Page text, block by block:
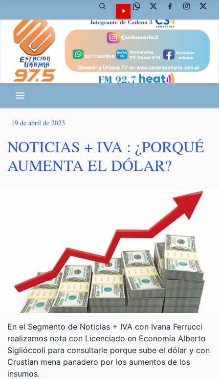
19 de abril de 2023
NOTICIAS + IVA : ¿PORQUÉ
AUMENTA EL DÓLAR?
En el Segmento de Noticias + IVA con Ivana Ferrucci
realizamos nota con Licenciado en Economia Alberto
Siglióccoli para consultarle porque sube el dólar y con
Crustian mena panadero por los aumentos de los
insumos.